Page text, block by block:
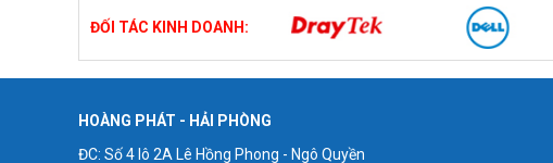
ĐỐI TÁC KINH DOANH:
HOÀNG PHÁT - HẢI PHÒNG
ĐC: Số 4 lô 2A Lê Hồng Phong - Ngô Quyền